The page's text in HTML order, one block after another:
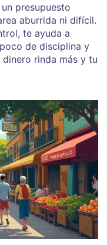
presupuesto
aburrida ni difícil.
te ayuda a
de disciplina y
rinda más y tu